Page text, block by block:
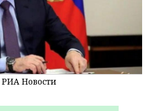
РИА Новости